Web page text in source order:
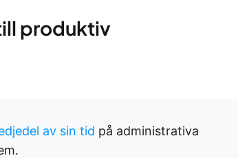
produktiv
av sin tid på administrativa